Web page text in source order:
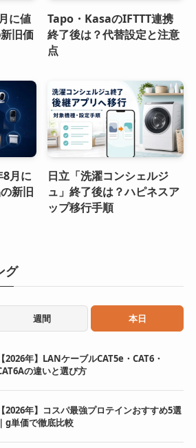
に値
旧価
Tapo・KasaのIFTTT連携
終了後は？代替設定と注意
点
月に
新旧
日立「洗濯コンシェルジ
ュ」終了後は？ハピネスア
ップ移行手順
グ
週間 本日
【2026年】LANケーブルCAT5e・CAT6・
の違いと選び方
【2026年】コスパ最強プロテインおすすめ5選
｜g単価で徹底比較